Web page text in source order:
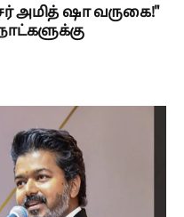
அமித் ஷா வருகை!"